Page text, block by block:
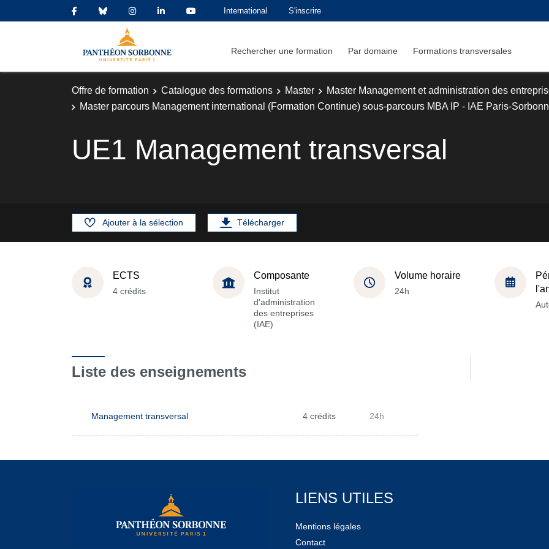
International S'inscrire
Rechercher une formation Par domaine Formations transversales
Offre de formation Catalogue des formations Master
Master Management et administration des
Master parcours Management international (Formation Continue) sous-parcours MBA IP - IAE Paris-
UE1 Management transversal
Ajouter à la sélection Télécharger
ECTS
4 crédits
Composante
Institut
d'administration
des entreprises
(IAE)
Volume horaire
24h
Liste des enseignements
Management transversal 4 crédits 24h
LIENS UTILES
Mentions légales
Contact